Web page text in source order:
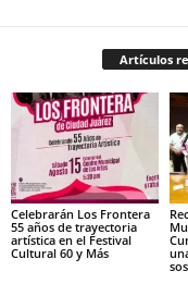
Artículos
Celebrarán Los Frontera
55 años de trayectoria
artística en el Festival
Cultural 60 y Más